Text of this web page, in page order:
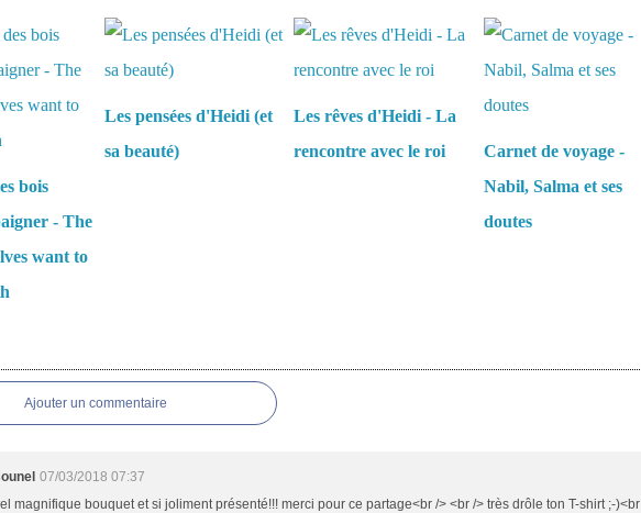
bois
- The
want to
Les pensées d'Heidi (et
sa beauté)
Les rêves d'Heidi - La
rencontre avec le roi
Carnet de voyage -
Nabil, Salma et ses
doutes
Ajouter un commentaire
07/03/2018 07:37
magnifique bouquet et si joliment présenté!!! merci pour ce partage<br /> <br /> très drôle ton T-shirt ;-)<br